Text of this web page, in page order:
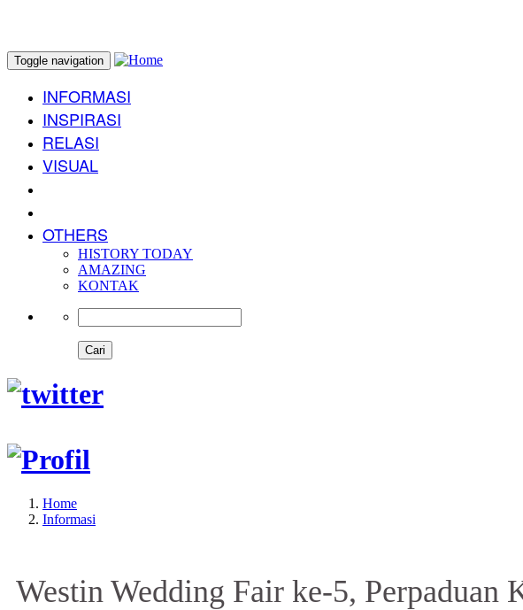
Toggle navigation
INFORMASI
INSPIRASI
RELASI
VISUAL
OTHERS
HISTORY TODAY
AMAZING
KONTAK
Cari
Home
Informasi
Westin Wedding Fair ke-5, Perpaduan